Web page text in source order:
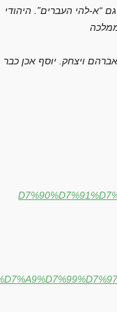
“א-להי העברים”. היהודי
ויצחק. יוסף אכן כבר